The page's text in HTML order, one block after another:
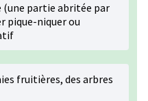
(une partie abritée par
pique-niquer ou
fruitières, des arbres